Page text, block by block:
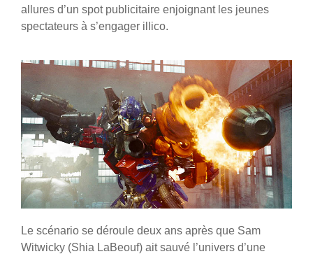
allures d’un spot publicitaire enjoignant les jeunes
spectateurs à s’engager illico.
Le scénario se déroule deux ans après que Sam
Witwicky (Shia LaBeouf) ait sauvé l’univers d’une